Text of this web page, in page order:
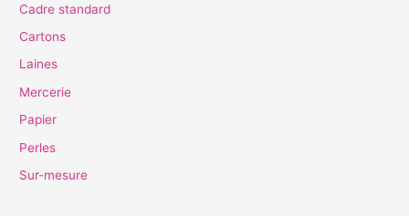
Cadre standard
Cartons
Laines
Mercerie
Papier
Perles
Sur-mesure